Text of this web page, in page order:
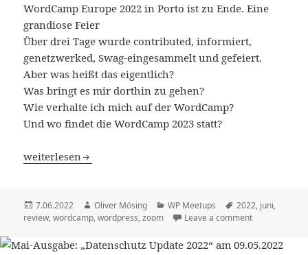
WordCamp Europe 2022 in Porto ist zu Ende. Eine
grandiose Feier
Über drei Tage wurde contributed, informiert,
genetzwerked, Swag-eingesammelt und gefeiert.
Aber was heißt das eigentlich?
Was bringt es mir dorthin zu gehen?
Wie verhalte ich mich auf der WordCamp?
Und wo findet die WordCamp 2023 statt?
Juni-Ausgabe: „Review WordCamp 2022 in Porto“ am
weiterlesen
Veröffentlicht
am
7.06.2022 Autor
Oliver Mösing Kategorien
WP Meetups Schlagwörter
2022, juni,
review,wordcamp,wordpress,zoom Leave a comment